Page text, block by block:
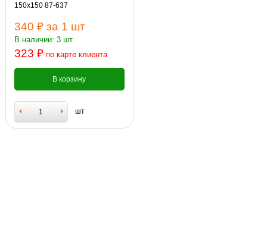
150х150 87-637
340 ₽ за 1 шт
В наличии: 3 шт
323 ₽ по карте клиента
В корзину
шт